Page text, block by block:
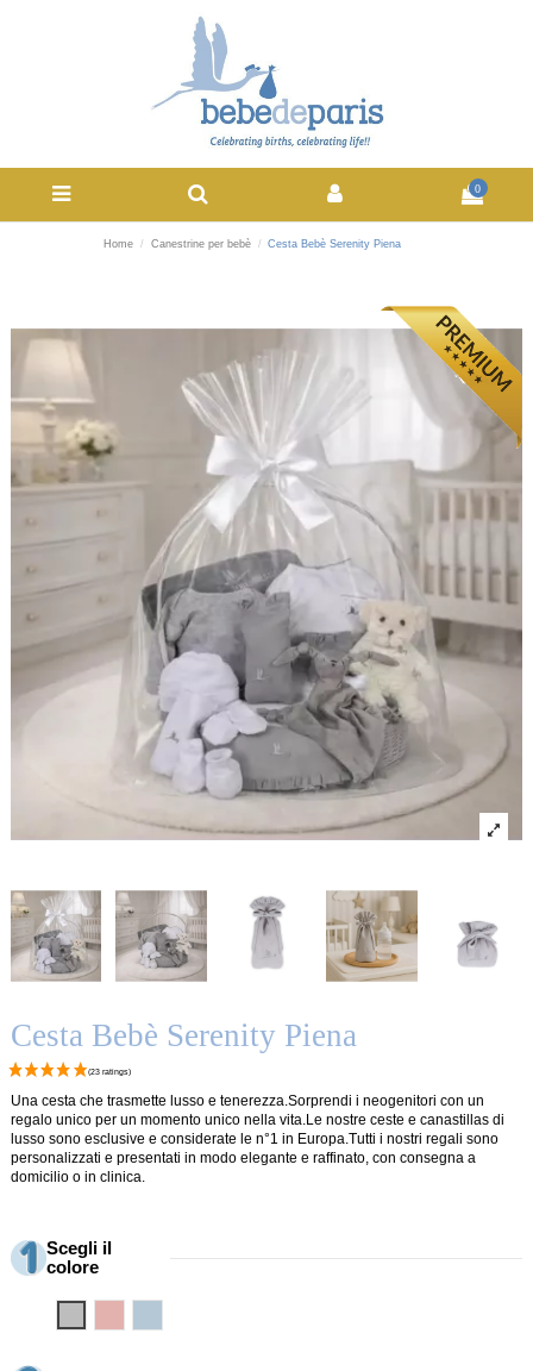
0
Home Canestrine per bebè Cesta Bebè Serenity Piena
Cesta Bebè Serenity Piena
Una cesta che trasmette lusso e tenerezza.Sorprendi i neogenitori con un
regalo unico per un momento unico nella vita.Le nostre ceste e canastillas di
lusso sono esclusive e considerate le n°1 in Europa.Tutti i nostri regali sono
personalizzati e presentati in modo elegante e raffinato, con consegna a
domicilio o in clinica.
Scegli il
colore